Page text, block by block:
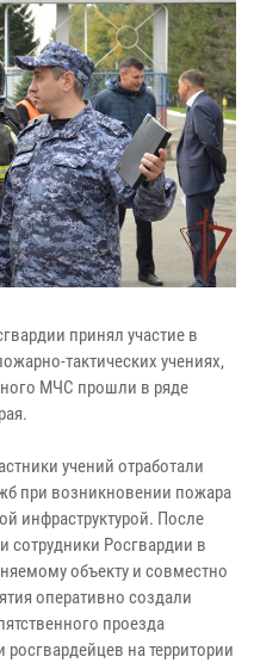
принял участие в
тактических учениях,
МЧС прошли в ряде
учений отработали
при возникновении пожара
инфраструктурой. После
сотрудники Росгвардии в
объекту и совместно
оперативно создали
проезда
на территории